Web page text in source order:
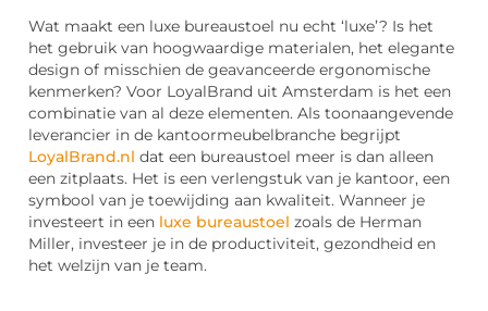
Wat maakt een luxe bureaustoel nu echt ‘luxe’? Is het
het gebruik van hoogwaardige materialen, het elegante
design of misschien de geavanceerde ergonomische
kenmerken? Voor LoyalBrand uit Amsterdam is het een
combinatie van al deze elementen. Als toonaangevende
leverancier in de kantoormeubelbranche begrijpt
LoyalBrand.nl dat een bureaustoel meer is dan alleen
een zitplaats. Het is een verlengstuk van je kantoor, een
symbool van je toewijding aan kwaliteit. Wanneer je
investeert in een luxe bureaustoel zoals de Herman
Miller, investeer je in de productiviteit, gezondheid en
het welzijn van je team.